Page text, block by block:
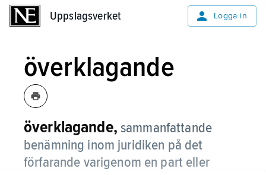
Uppslagsverket Logga in
överklagande
överklagande, sammanfattande
benämning inom juridiken på det
förfarande varigenom en part eller